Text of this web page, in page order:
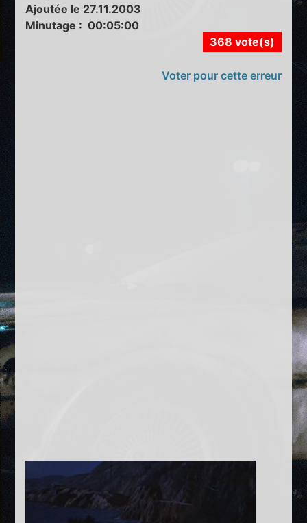
Ajoutée le 27.11.2003
Minutage : 00:05:00
368 vote(s)
Voter pour cette erreur